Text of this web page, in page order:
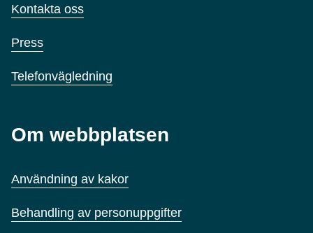
Kontakta oss
Press
Telefonvägledning
Om webbplatsen
Användning av kakor
Behandling av personuppgifter